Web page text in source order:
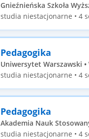
Gnieźnieńska Szkoła
studia niestacjonarne • 4
Pedagogika
Uniwersytet Warszawski
studia niestacjonarne • 4
Pedagogika
Akademia Nauk
studia niestacjonarne • 4